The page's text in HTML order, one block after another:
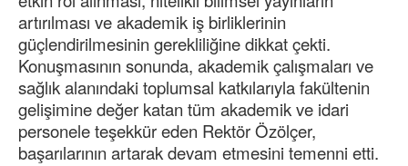
artırılması ve akademik iş birliklerinin
güçlendirilmesinin gerekliliğine dikkat çekti.
Konuşmasının sonunda, akademik çalışmaları ve
sağlık alanındaki toplumsal katkılarıyla fakültenin
gelişimine değer katan tüm akademik ve idari
personele teşekkür eden Rektör Özölçer,
başarılarının artarak devam etmesini temenni etti.